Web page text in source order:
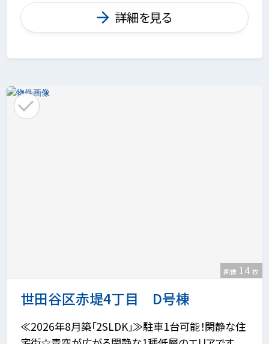
詳細を見る
世田谷区赤堤4丁目 D号棟
画像 14 枚
≪2026年8月築「2SLDK」≫駐車1台可能！閑静な住